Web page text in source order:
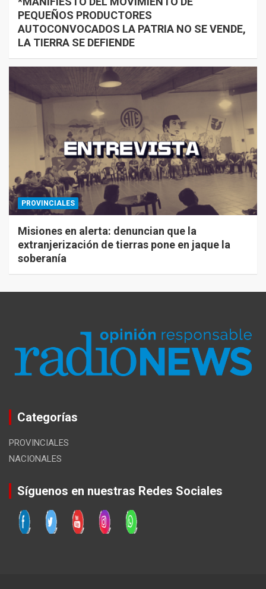
PEQUEÑOS PRODUCTORES
AUTOCONVOCADOS LA PATRIA NO SE VENDE,
LA TIERRA SE DEFIENDE
PROVINCIALES
Misiones en alerta: denuncian que la
extranjerización de tierras pone en jaque la
soberanía
Categorías
PROVINCIALES
NACIONALES
Síguenos en nuestras Redes Sociales